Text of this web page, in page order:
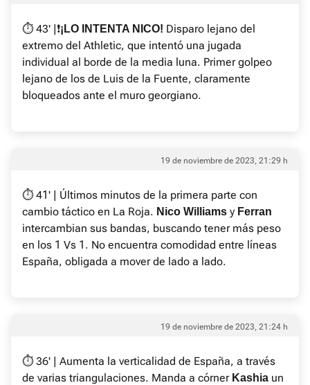
⏱ 43' |❗️¡LO INTENTA NICO! Disparo lejano del
extremo del Athletic, que intentó una jugada
individual al borde de la media luna. Primer golpeo
lejano de los de Luis de la Fuente, claramente
bloqueados ante el muro georgiano.
19 de noviembre de 2023, 21:29 h
⏱ 41' | Últimos minutos de la primera parte con
cambio táctico en La Roja. Nico Williams y Ferran
intercambian sus bandas, buscando tener más peso
en los 1 Vs 1. No encuentra comodidad entre líneas
España, obligada a mover de lado a lado.
19 de noviembre de 2023, 21:24 h
⏱ 36' | Aumenta la verticalidad de España, a través
de varias triangulaciones. Manda a córner Kashia un